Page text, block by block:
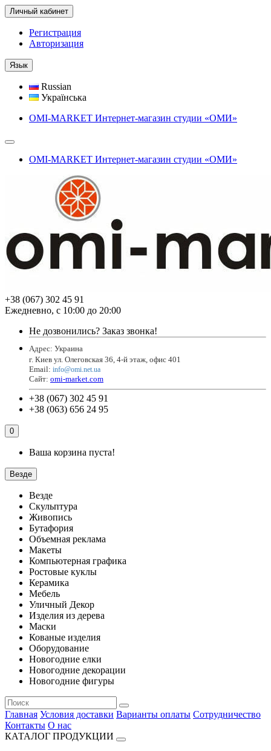
Личный кабинет
Регистрация
Авторизация
Язык
Russian
Українська
OMI-MARKET Интернет-магазин студии «ОМИ»
OMI-MARKET Интернет-магазин студии «ОМИ»
+38 (067) 302 45 91
Ежедневно, с 10:00 до 20:00
Не дозвонились? Заказ звонка!
Адрес: Украина
г. Киев ул. Олеговская 36, 4-й этаж, офис 401
Email: info@omi.net.ua
Сайт: omi-market.com
+38 (067) 302 45 91
+38 (063) 656 24 95
0
Ваша корзина пуста!
Везде
Везде
Скульптура
Живопись
Бутафория
Объемная реклама
Макеты
Компьютерная графика
Ростовые куклы
Керамика
Мебель
Уличный Декор
Изделия из дерева
Маски
Кованые изделия
Оборудование
Новогодние елки
Новогодние декорации
Новогодние фигуры
Главная Условия доставки Варианты оплаты Сотрудничество
Контакты О нас
КАТАЛОГ ПРОДУКЦИИ